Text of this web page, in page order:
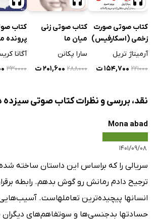
کتاب صوتی صورت
زخمی (اسکارفیس)
آرمیتاژ تریل
۲۲۱۰۰۰ ۱۵۴,۷۰۰ ت
کتاب صوتی زنی
میان ما
سارا پکانن
۲۸۸۰۰۰ ۲۰۱,۶۰۰ ت
کتاب
پرونده
آگاتا
۳۳۰۰۰۰
نقد، بررسی و نظرات کتاب صوتی سیزده
Mona abad
۱۴۰۱/۰۹/۰۸
سریالی را که براساس این داستان ساخته
ترجیح دادم رمانش رو گوش بدهم. رابطه
انسانها پیچیده‌ترین تعاملهاست. آسیب‌هایی
حسادتها بدجنسی‌ها و سوتفاهم‌های دیگران